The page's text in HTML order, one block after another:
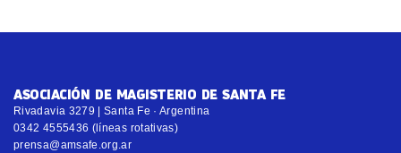
ASOCIACIÓN DE MAGISTERIO DE SANTA FE
Rivadavia 3279 | Santa Fe · Argentina
0342 4555436 (líneas rotativas)
prensa@amsafe.org.ar